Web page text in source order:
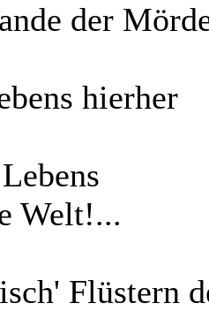
der
hierher
Welt!...
Flüstern